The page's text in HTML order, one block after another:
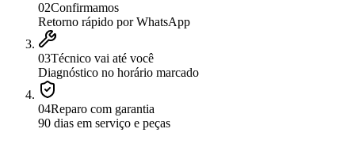
02Confirmamos
Retorno rápido por WhatsApp
03Técnico vai até você
Diagnóstico no horário marcado
04Reparo com garantia
90 dias em serviço e peças